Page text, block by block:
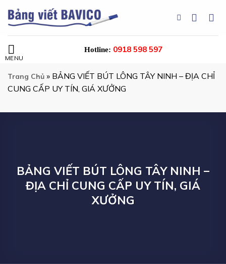
đến
dung
Hotline: 0918 598 597
Trang Chủ » BẢNG VIẾT BÚT LÔNG TÂY NINH – ĐỊA CHỈ
CUNG CẤP UY TÍN, GIÁ XƯỞNG
BẢNG VIẾT BÚT LÔNG TÂY NINH –
ĐỊA CHỈ CUNG CẤP UY TÍN, GIÁ
XƯỞNG